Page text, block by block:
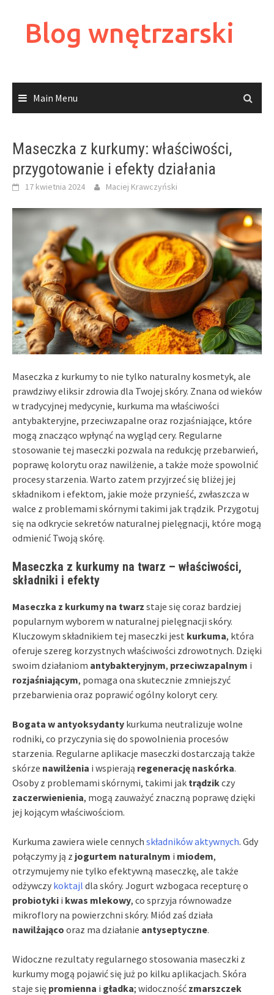
contentBlog wnętrzarski
Main Menu
Maseczka z kurkumy: właściwości,
przygotowanie i efekty działania
17 kwietnia 2024 Maciej Krawczyński
Maseczka z kurkumy to nie tylko naturalny kosmetyk, ale
prawdziwy eliksir zdrowia dla Twojej skóry. Znana od wieków
w tradycyjnej medycynie, kurkuma ma właściwości
antybakteryjne, przeciwzapalne oraz rozjaśniające, które
mogą znacząco wpłynąć na wygląd cery. Regularne
stosowanie tej maseczki pozwala na redukcję przebarwień,
poprawę kolorytu oraz nawilżenie, a także może spowolnić
procesy starzenia. Warto zatem przyjrzeć się bliżej jej
składnikom i efektom, jakie może przynieść, zwłaszcza w
walce z problemami skórnymi takimi jak trądzik. Przygotuj
się na odkrycie sekretów naturalnej pielęgnacji, które mogą
odmienić Twoją skórę.
Maseczka z kurkumy na twarz – właściwości,
składniki i efekty
Maseczka z kurkumy na twarz staje się coraz bardziej
popularnym wyborem w naturalnej pielęgnacji skóry.
Kluczowym składnikiem tej maseczki jest kurkuma, która
oferuje szereg korzystnych właściwości zdrowotnych. Dzięki
swoim działaniom antybakteryjnym, przeciwzapalnym i
rozjaśniającym, pomaga ona skutecznie zmniejszyć
przebarwienia oraz poprawić ogólny koloryt cery.
Bogata w antyoksydanty kurkuma neutralizuje wolne
rodniki, co przyczynia się do spowolnienia procesów
starzenia. Regularne aplikacje maseczki dostarczają także
skórze nawilżenia i wspierają regenerację naskórka.
Osoby z problemami skórnymi, takimi jak trądzikczy
zaczerwienienia, mogą zauważyć znaczną poprawę dzięki
jej kojącym właściwościom.
Kurkuma zawiera wiele cennych składników aktywnych. Gdy
połączymy ją z jogurtem naturalnym i miodem,
otrzymujemy nie tylko efektywną maseczkę, ale także
odżywczy koktajl dla skóry. Jogurt wzbogaca recepturę o
probiotyki i kwas mlekowy, co sprzyja równowadze
mikroflory na powierzchni skóry. Miód zaś działa
nawilżająco oraz ma działanie antyseptyczne.
Widoczne rezultaty regularnego stosowania maseczki z
kurkumy mogą pojawić się już po kilku aplikacjach. Skóra
staje się promienna i gładka; widoczność zmarszczek